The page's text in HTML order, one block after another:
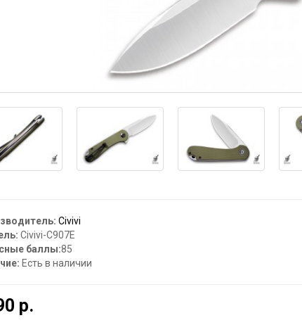
Civivi
Civivi-C907E
баллы:85
Есть в наличии
р.